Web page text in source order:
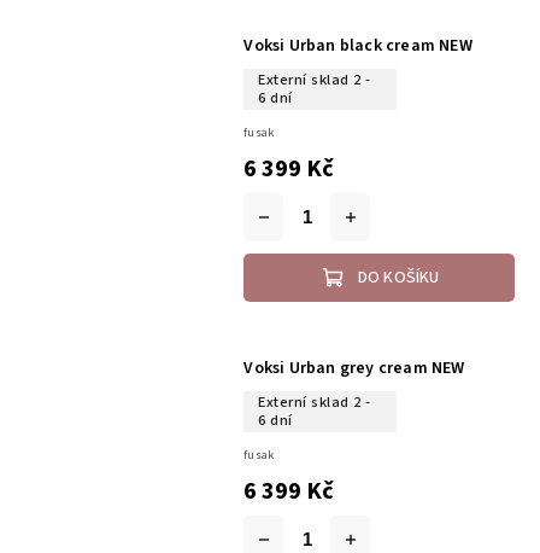
Voksi Urban black cream NEW
Externí sklad 2 -
6 dní
6 399 Kč
DO KOŠÍKU
fusak
Voksi Urban grey cream NEW
Externí sklad 2 -
6 dní
6 399 Kč
fusak